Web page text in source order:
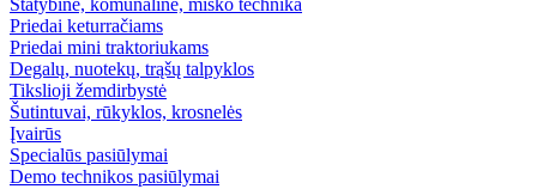
Statybinė, komunalinė, miško technika
Priedai keturračiams
Priedai mini traktoriukams
Degalų, nuotekų, trąšų talpyklos
Tikslioji žemdirbystė
Šutintuvai, rūkyklos, krosnelės
Įvairūs
Specialūs pasiūlymai
Demo technikos pasiūlymai